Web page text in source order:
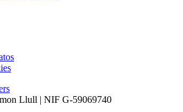
Llull | NIF G-59069740